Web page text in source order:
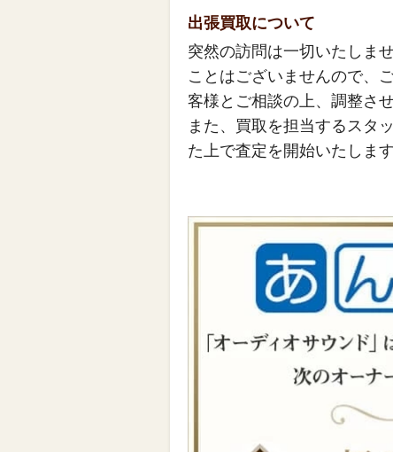
出張買取について
突然の訪問は一切いたしま
ことはございませんので、
客様とご相談の上、調整さ
また、買取を担当するスタ
た上で査定を開始いたしま